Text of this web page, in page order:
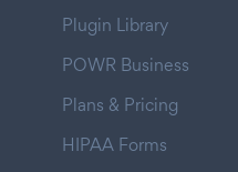
Plugin Library
POWR Business
Plans & Pricing
HIPAA Forms